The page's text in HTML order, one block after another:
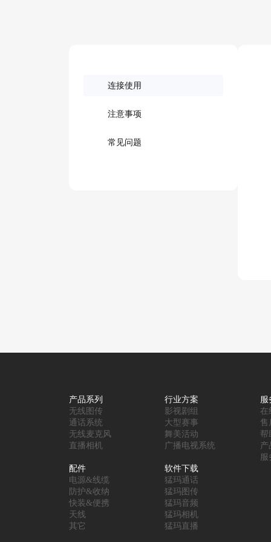
连接使用
注意事项
常见问题
产品系列
无线图传
通话系统
无线麦克风
直播相机
行业方案
影视剧组
大型赛事
舞美活动
广播电视系统
服
在
售
帮
产
配件
电源&线缆
防护&收纳
快装&便携
天线
其它
软件下载
猛玛通话
猛玛图传
猛玛音频
猛玛相机
猛玛直播